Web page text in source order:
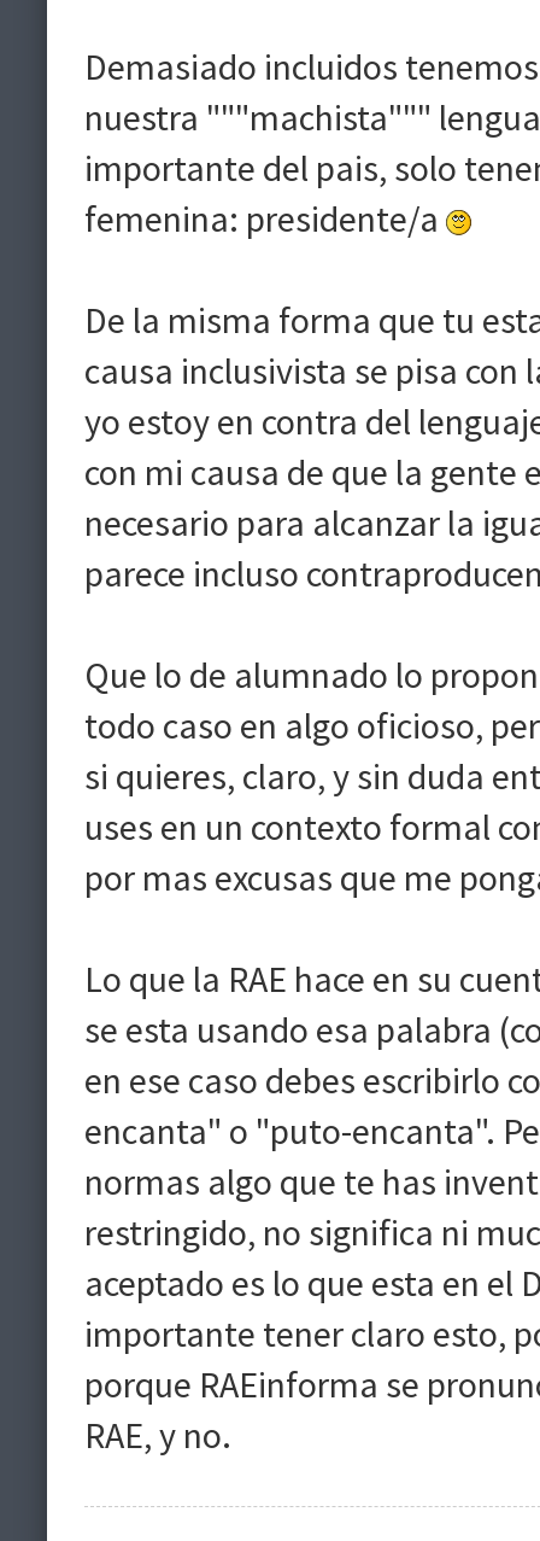
Demasiado incluidos
nuestra """machista"""
importante del pais, solo
femenina: presidente/a
De la misma forma que tu
causa inclusivista se pisa
yo estoy en contra del
con mi causa de que la gente
necesario para alcanzar la
parece incluso
Que lo de alumnado lo
todo caso en algo oficioso,
si quieres, claro, y sin duda
uses en un contexto formal
por mas excusas que me
Lo que la RAE hace en su
se esta usando esa palabra
en ese caso debes escribirlo
encanta" o "puto-encanta".
normas algo que te has
restringido, no significa ni
aceptado es lo que esta en el
importante tener claro esto,
porque RAEinforma se
RAE, y no.